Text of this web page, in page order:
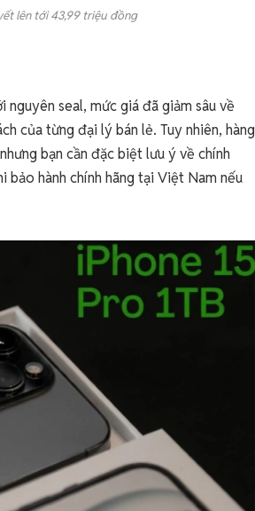
lên tới 43,99 triệu đồng
nguyên seal, mức giá đã giảm sâu về
của từng đại lý bán lẻ. Tuy nhiên, hàng
bạn cần đặc biệt lưu ý về chính
bảo hành chính hãng tại Việt Nam nếu